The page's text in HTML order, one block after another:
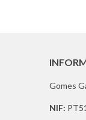
Gomes
NIF: